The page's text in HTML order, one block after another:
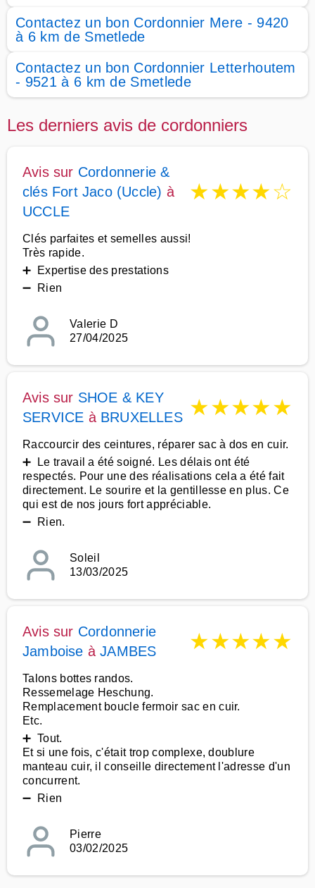
Contactez un bon Cordonnier Mere - 9420
à 6 km de Smetlede
Contactez un bon Cordonnier Letterhoutem
- 9521 à 6 km de Smetlede
Les derniers avis de cordonniers
Avis sur Cordonnerie &
clés Fort Jaco (Uccle) à
UCCLE
★★★★☆
Clés parfaites et semelles aussi!
Très rapide.
➕ Expertise des prestations
➖ Rien
Valerie D
27/04/2025
Avis sur SHOE & KEY
SERVICE à BRUXELLES ★★★★★
Raccourcir des ceintures, réparer sac à dos en cuir.
➕ Le travail a été soigné. Les délais ont été
respectés. Pour une des réalisations cela a été fait
directement. Le sourire et la gentillesse en plus. Ce
qui est de nos jours fort appréciable.
➖ Rien.
Soleil
13/03/2025
Avis sur Cordonnerie
Jamboise àJAMBES ★★★★★
Talons bottes randos.
Ressemelage Heschung.
Remplacement boucle fermoir sac en cuir.
Etc.
➕ Tout.
Et si une fois, c'était trop complexe, doublure
manteau cuir, il conseille directement l'adresse d'un
concurrent.
➖ Rien
Pierre
03/02/2025